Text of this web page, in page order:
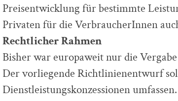
Preisentwicklung für bestimmte
Privaten für die VerbraucherInnen
Rechtlicher Rahmen
Bisher war europaweit nur die
Der vorliegende Richtlinienentwurf
Dienstleistungskonzessionen